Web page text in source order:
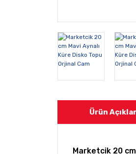
Ürün
Marketcik 20